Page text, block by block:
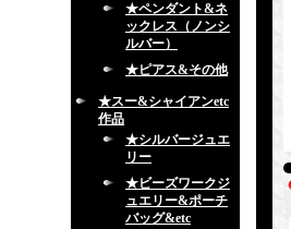
★ペンダント&ネ
ックレス（ノンシ
ルバー）
★ピアス&その他
★スー&シャイアンetc
作品
★シルバージュエ
リー
★ビーズワークジ
ュエリー&ポーチ
バッグ&etc